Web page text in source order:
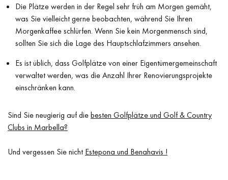
Die Plätze werden in der Regel sehr früh am Morgen gemäht,
was Sie vielleicht gerne beobachten, während Sie Ihren
Morgenkaffee schlürfen. Wenn Sie kein Morgenmensch sind,
sollten Sie sich die Lage des Hauptschlafzimmers ansehen.
Es ist üblich, dass Golfplätze von einer Eigentümergemeinschaft
verwaltet werden, was die Anzahl Ihrer Renovierungsprojekte
einschränken kann.
Sind Sie neugierig auf diebesten Golfplätze und Golf & Country
Clubs in Marbella?
Und vergessen Sie nicht Estepona und Benahavis !